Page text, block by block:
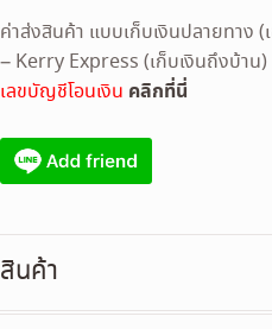
ค่าส่งสินค้า แบบเก็บเงินปลายทาง
– Kerry Express (เก็บเงินถึงบ้าน)
เลขบัญชีโอนเงิน คลิกที่นี่
สินค้า